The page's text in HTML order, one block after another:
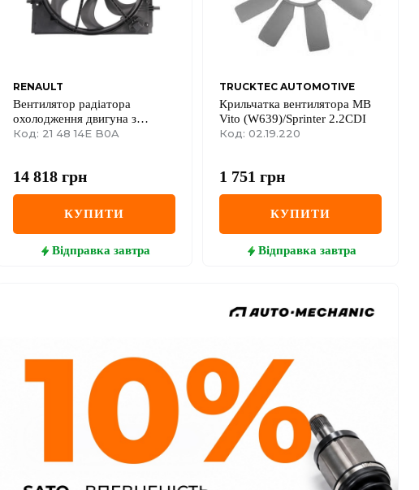
RENAULT
Вентилятор радіатора
охолодження двигуна з
дифузором Renault Kadjar
Код: 21 48 14E B0A
14 818 грн
КУПИТИ
Відправка завтра
TRUCKTEC AUTOMOTIVE
Крильчатка вентилятора MB
Vito (W639)/Sprinter 2.2CDI
Код: 02.19.220
1 751 грн
КУПИТИ
Відправка завтра